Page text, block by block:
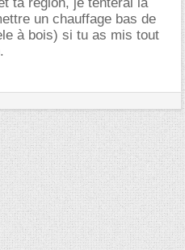
un chauffage bas de
à bois) si tu as mis tout